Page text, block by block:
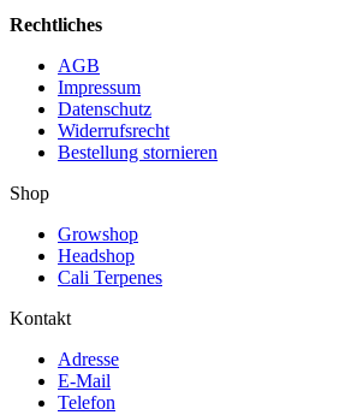
Rechtliches
AGB
Impressum
Datenschutz
Widerrufsrecht
Bestellung stornieren
Shop
Growshop
Headshop
Cali Terpenes
Kontakt
Adresse
E-Mail
Telefon